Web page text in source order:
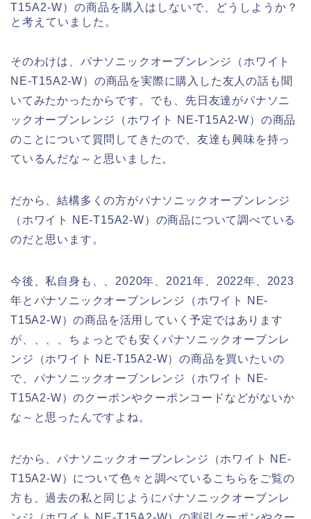
T15A2-W）の商品を購入はしないで、どうしようか？
と考えていました。
そのわけは、パナソニックオーブンレンジ（ホワイト
NE-T15A2-W）の商品を実際に購入した友人の話も聞
いてみたかったからです。でも、先日友達がパナソニ
ックオーブンレンジ（ホワイト NE-T15A2-W）の商品
のことについて質問してきたので、友達も興味を持っ
ているんだな～と思いました。
だから、結構多くの方がパナソニックオーブンレンジ
（ホワイト NE-T15A2-W）の商品について調べている
のだと思います。
今後、私自身も、、2020年、2021年、2022年、2023
年とパナソニックオーブンレンジ（ホワイト NE-
T15A2-W）の商品を活用していく予定ではあります
が、、、、ちょっとでも安くパナソニックオーブンレ
ンジ（ホワイト NE-T15A2-W）の商品を買いたいの
で、パナソニックオーブンレンジ（ホワイト NE-
T15A2-W）のクーポンやクーポンコードなどがないか
な～と思ったんですよね。
だから、パナソニックオーブンレンジ（ホワイト NE-
T15A2-W）について色々と調べているこちらをご覧の
方も、過去の私と同じようにパナソニックオーブンレ